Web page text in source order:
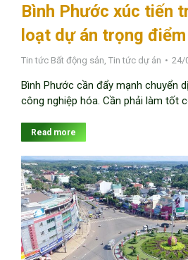
Bình Phước xúc tiến
loạt dự án trọng điểm
Tin tức Bất động sản Tin tức dự án 24/
Bình Phước cần đẩy mạnh chuyển
công nghiệp hóa. Cần phải làm tốt
Read more